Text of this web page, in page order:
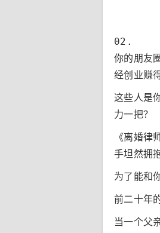
02.
你的朋友
经创业赚
这些人是
力一把？
《离婚律
手坦然拥
为了能和
前二十年
当一个父